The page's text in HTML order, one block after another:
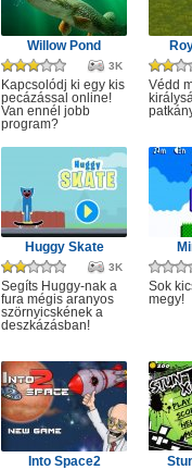
Willow Pond
3K
Kapcsolódj ki egy kis
pecázással online!
Van ennél jobb
program?
Védd
Huggy Skate
3K
Segíts Huggy-nak a
fura mégis aranyos
szörnyicskének a
deszkázásban!
Sok
megy!
Into Space2